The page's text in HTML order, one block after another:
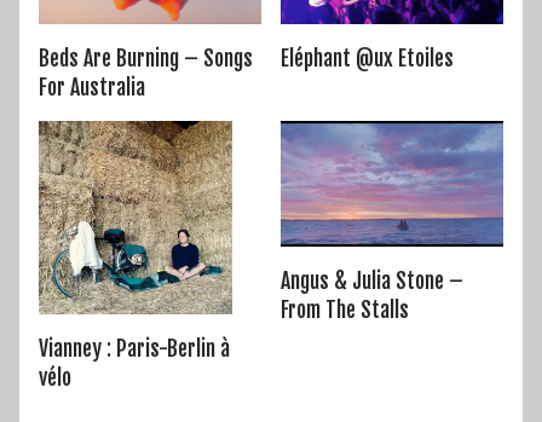
Beds Are Burning – Songs
For Australia
Eléphant @ux Etoiles
Vianney : Paris-Berlin à
vélo
Angus & Julia Stone –
From The Stalls